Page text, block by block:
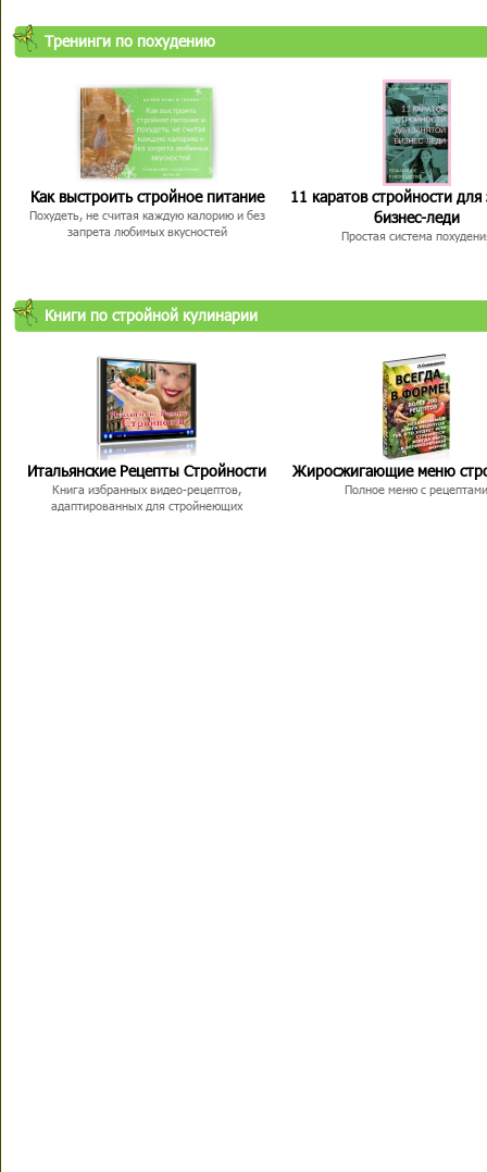
Тренинги по похудению
Как выстроить стройное питание
Похудеть, не считая каждую калорию и без
запрета любимых вкусностей
11 каратов стройности для
бизнес-леди
Простая система
Книги по стройной кулинарии
Итальянские Рецепты Стройности
Книга избранных видео-рецептов,
адаптированных для стройнеющих
Жиросжигающие меню
Полное меню с рецептами